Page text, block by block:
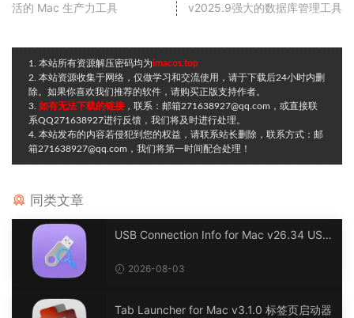
活的 Mac 生产力工具
v2025.9强大的数据库管理工具
1. 本站所有资源解压密码均为imacos.top
2. 本站资源收集于网络，仅做学习和交流使用，请于下载后24小时内删
除。如果你喜欢我们推荐的软件，请购买正版支持作者。
3. 如有无法下载的链接 ，联系：邮箱271638927@qq.com，或直接联
系QQ271638927进行反馈，我们将及时进行处理。
4. 本站发布的内容若侵犯到您的权益，请联系站长删除，联系方式：邮
箱271638927@qq.com，我们将第一时间配合处理！
同类文章
USB Connection Info for Mac v26.34 USB
2026-08-03
Tab Launcher for Mac v3.1.0 标签页启动器